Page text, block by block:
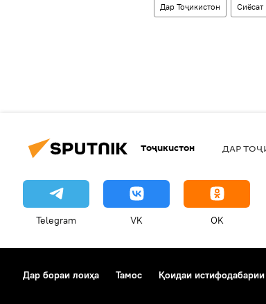
Дар Тоҷикистон Сиёсат
Тоҷикистон ДАР
Telegram VK OK
Дар бораи лоиҳа Тамос Қоидаи